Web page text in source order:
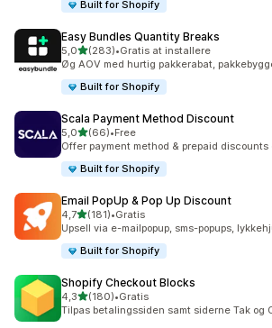
Built for Shopify
Easy Bundles Quantity Breaks
5,0ud af 5 stjerner
(283)
283 anmeldelser i alt
•Gratis at installere
Øg AOV med hurtig pakkerabat,
Built for Shopify
Scala Payment Method Discount
5,0ud af 5 stjerner
(66)
66 anmeldelser i alt
•Free
Offer payment method & prepaid
Built for Shopify
Email PopUp & Pop Up Discount
4,7ud af 5 stjerner
(181)
181 anmeldelser i alt
•Gratis
Upsell via e-mailpopup, sms-popups,
Built for Shopify
Shopify Checkout Blocks
4,3ud af 5 stjerner
(180)
180 anmeldelser i alt
•Gratis
Tilpas betalingssiden samt siderne Tak og